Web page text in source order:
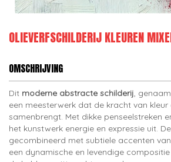
OLIEVERFSCHILDERIJ KLEUREN
OMSCHRIJVING
Dit moderne abstracte schilderij,
een meesterwerk dat de kracht van kleur
samenbrengt. Met dikke penseelstreken
het kunstwerk energie en expressie uit.
gecombineerd met subtiele accenten
een dynamische en levendige